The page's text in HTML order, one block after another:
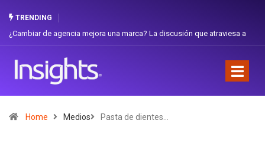
TRENDING
de agencia mejora una marca? La discusión que atraviesa a
Home Medios Pasta de dientes…